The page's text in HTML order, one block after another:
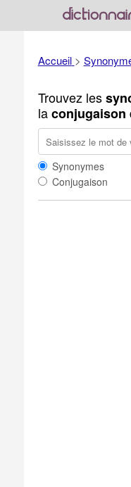
Accueil >
Trouvez les
laconjugaison
Synonymes
Conjugaison